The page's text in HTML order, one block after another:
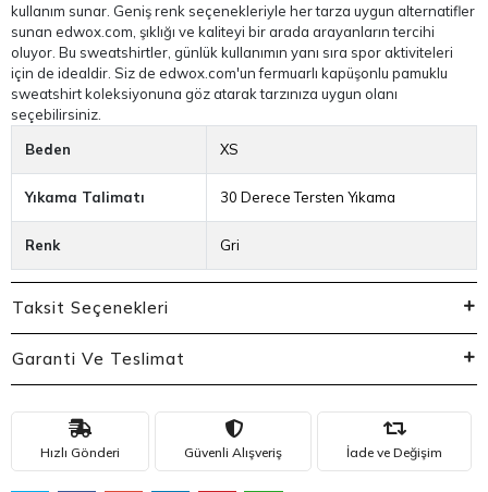
kullanım sunar. Geniş renk seçenekleriyle her tarza uygun alternatifler
sunan edwox.com, şıklığı ve kaliteyi bir arada arayanların tercihi
oluyor. Bu sweatshirtler, günlük kullanımın yanı sıra spor aktiviteleri
için de idealdir. Siz de edwox.com'un fermuarlı kapüşonlu pamuklu
sweatshirt koleksiyonuna göz atarak tarzınıza uygun olanı
seçebilirsiniz.
Beden
XS
Yıkama Talimatı 30 Derece Tersten Yıkama
Renk Gri
Taksit Seçenekleri
Garanti Ve Teslimat
Hızlı Gönderi Güvenli Alışveriş İade ve Değişim